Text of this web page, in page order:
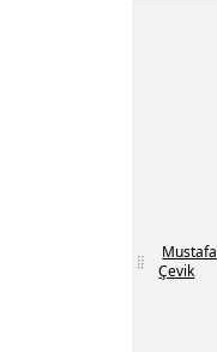
Mustafa
Çevik